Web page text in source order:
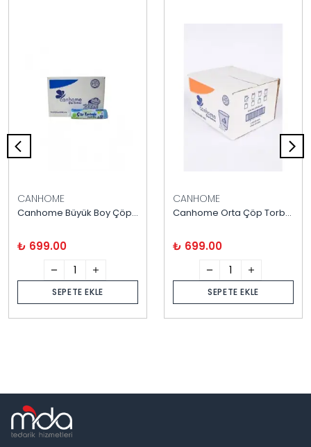
CANHOME
Canhome Büyük Boy Çöp Torbası 65X80 cm 1 Koli = 50 Rulo
₺ 699.00
SEPETE EKLE
CANHOME
Canhome Orta Çöp Torbası 55X60 cm 1 Koli = 50 Rulo
₺ 699.00
SEPETE EKLE